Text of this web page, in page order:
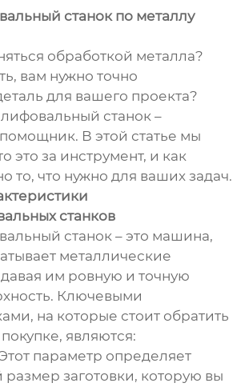
станок по металлу
обработкой металла?
вам нужно точно
для вашего проекта?
станок –
В этой статье мы
это за инструмент, и как
то, что нужно для ваших задач.
станков
станок – это машина,
металлические
им ровную и точную
Ключевыми
на которые стоит обратить
являются:
параметр определяет
заготовки, которую вы